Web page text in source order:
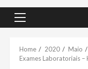
Primary
Home 2020 Maio
Exames Laboratoriais –